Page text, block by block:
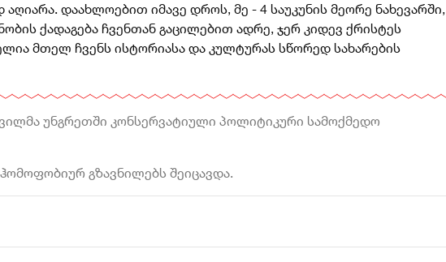
დაახლოებით იმავე დროს, მე - 4 საუკუნის მეორე ნახევარში,
ქადაგება ჩვენთან გაცილებით ადრე, ჯერ კიდევ ქრისტეს
მთელ ჩვენს ისტორიასა და კულტურას სწორედ სახარების
უნგრეთში კონსერვატიული პოლიტიკური სამოქმედო
გზავნილებს შეიცავდა.